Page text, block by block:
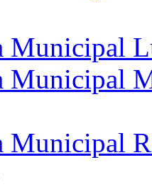
Municipal
Municipal
Municipal